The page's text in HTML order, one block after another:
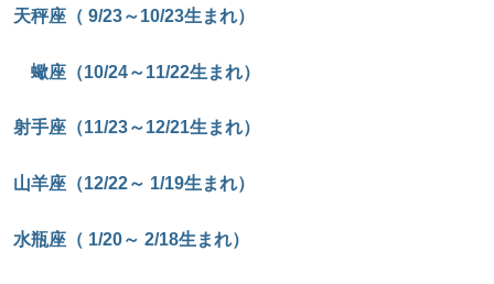
天秤座（ 9/23～10/23生まれ）
蠍座（10/24～11/22生まれ）
射手座（11/23～12/21生まれ）
山羊座（12/22～ 1/19生まれ）
水瓶座（ 1/20～ 2/18生まれ）